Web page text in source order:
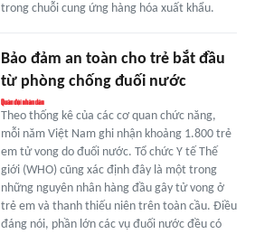
trong chuỗi cung ứng hàng hóa xuất khẩu.
Bảo đảm an toàn cho trẻ bắt đầu
từ phòng chống đuối nước
Theo thống kê của các cơ quan chức năng,
mỗi năm Việt Nam ghi nhận khoảng 1.800 trẻ
em tử vong do đuối nước. Tổ chức Y tế Thế
giới (WHO) cũng xác định đây là một trong
những nguyên nhân hàng đầu gây tử vong ở
trẻ em và thanh thiếu niên trên toàn cầu. Điều
đáng nói, phần lớn các vụ đuối nước đều có